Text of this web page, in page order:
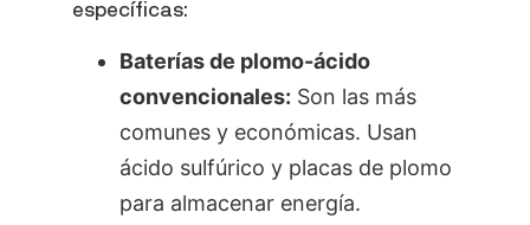
específicas:
Baterías de plomo-ácido
convencionales: Son las más
comunes y económicas. Usan
ácido sulfúrico y placas de plomo
para almacenar energía.